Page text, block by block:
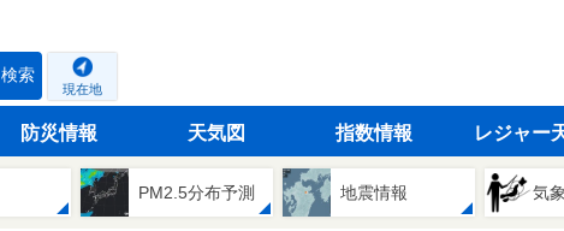
検索
現在地
防災情報 天気図 指数情報 レジャー
PM2.5分布予測 地震情報 気